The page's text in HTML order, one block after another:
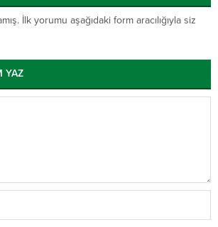
İlk yorumu aşağıdaki form aracılığıyla siz
YAZ